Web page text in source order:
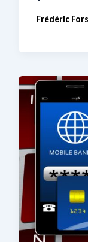
Frédéric